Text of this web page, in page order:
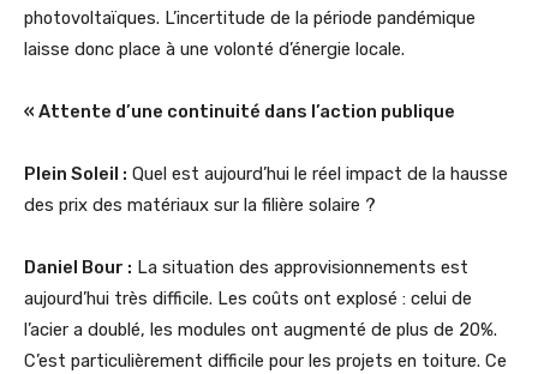
photovoltaïques. L’incertitude de la période pandémique
laisse donc place à une volonté d’énergie locale.
« Attente d’une continuité dans l’action publique
Plein Soleil : Quel est aujourd’hui le réel impact de la hausse
des prix des matériaux sur la filière solaire ?
Daniel Bour : La situation des approvisionnements est
aujourd’hui très difficile. Les coûts ont explosé : celui de
l’acier a doublé, les modules ont augmenté de plus de 20%.
C’est particulièrement difficile pour les projets en toiture. Ce